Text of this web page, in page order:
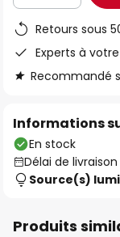
Retours sous
Experts à
Recommandé
Informations
En stock
Délai de
Source(s)
Produits